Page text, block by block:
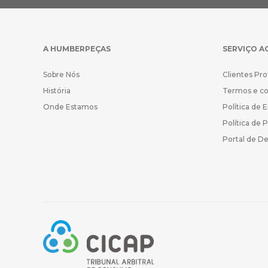
A HUMBERPEÇAS
Sobre Nós
História
Onde Estamos
SERVIÇO
Clientes
Termos e
Política de
Política de
Portal de